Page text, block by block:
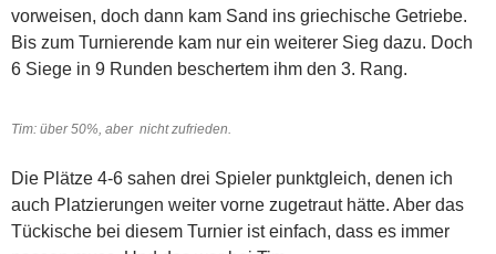
vorweisen, doch dann kam Sand ins griechische Getriebe.
Bis zum Turnierende kam nur ein weiterer Sieg dazu. Doch
6 Siege in 9 Runden beschertem ihm den 3. Rang.
Tim: über 50%, aber nicht zufrieden.
Die Plätze 4-6 sahen drei Spieler punktgleich, denen ich
auch Platzierungen weiter vorne zugetraut hätte. Aber das
Tückische bei diesem Turnier ist einfach, dass es immer